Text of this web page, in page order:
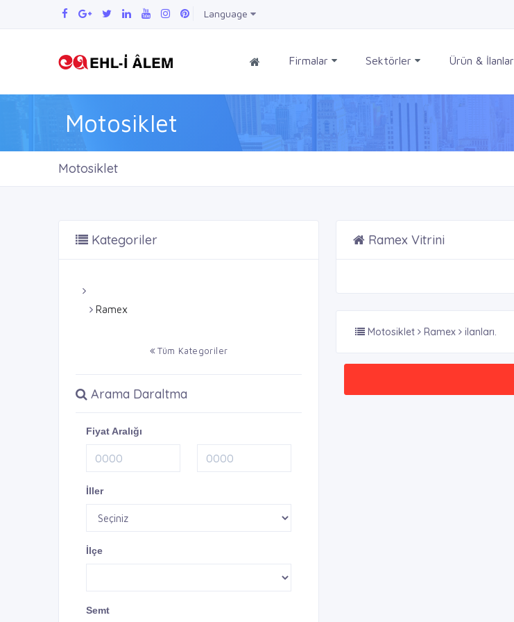
Language
Firmalar Sektörler Ürün & İlanlar
Motosiklet
Motosiklet
Kategoriler
Ramex
Tüm Kategoriler
Arama Daraltma
Fiyat Aralığı
İller
İlçe
Semt
Ramex Vitrini
Motosiklet Ramex ilanları.